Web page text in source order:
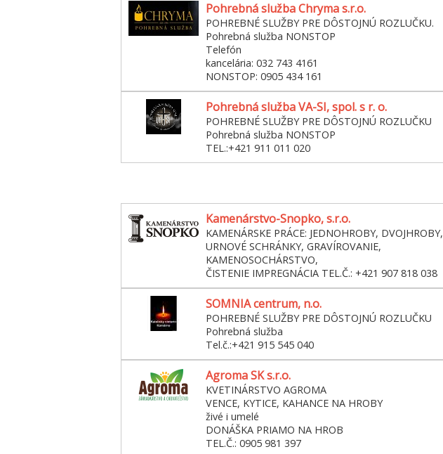
Pohrebná služba Chryma s.r.o.
POHREBNÉ SLUŽBY PRE DÔSTOJNÚ ROZLUČKU.
Pohrebná služba NONSTOP
Telefón
kancelária: 032 743 4161
NONSTOP: 0905 434 161
Pohrebná služba VA-SI, spol. s r. o.
POHREBNÉ SLUŽBY PRE DÔSTOJNÚ ROZLUČKU
Pohrebná služba NONSTOP
TEL.:+421 911 011 020
Kamenárstvo-Snopko, s.r.o.
KAMENÁRSKE PRÁCE: JEDNOHROBY, DVOJHROBY,
URNOVÉ SCHRÁNKY, GRAVÍROVANIE,
KAMENOSOCHÁRSTVO,
ČISTENIE IMPREGNÁCIA TEL.Č.: +421 907 818 038
SOMNIA centrum, n.o.
POHREBNÉ SLUŽBY PRE DÔSTOJNÚ ROZLUČKU
Pohrebná služba
Tel.č.:+421 915 545 040
Agroma SK s.r.o.
KVETINÁRSTVO AGROMA
VENCE, KYTICE, KAHANCE NA HROBY
živé i umelé
DONÁŠKA PRIAMO NA HROB
TEL.Č.: 0905 981 397